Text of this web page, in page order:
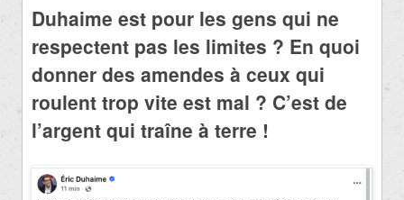
Duhaime est pour les gens qui ne
respectent pas les limites ? En quoi
donner des amendes à ceux qui
roulent trop vite est mal ? C’est de
l’argent qui traîne à terre !